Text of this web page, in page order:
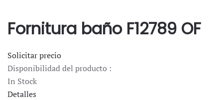
Fornitura baño F12789 OF
Solicitar precio
Disponibilidad del producto :
In Stock
Detalles